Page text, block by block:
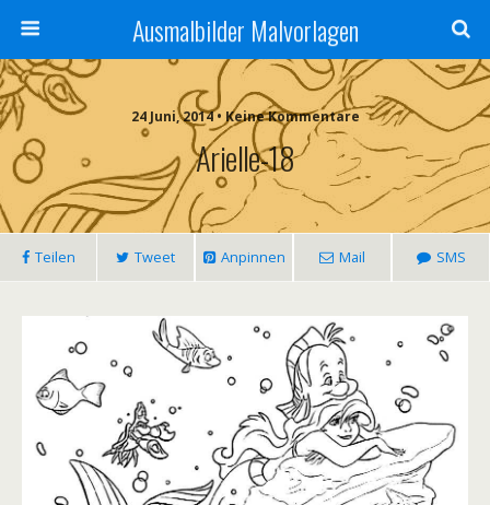
Ausmalbilder Malvorlagen
24 Juni, 2014 • Keine Kommentare
Arielle-18
Teilen Tweet Anpinnen Mail SMS